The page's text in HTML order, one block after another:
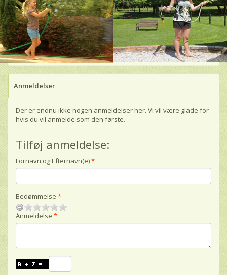
Anmeldelser
Der er endnu ikke nogen anmeldelser her. Vi vil være glade for
hvis du vil anmelde som den første.
Tilføj anmeldelse:
Fornavn og Efternavn(e)
Bedømmelse
Anmeldelse